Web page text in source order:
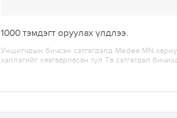
1000 тэмдэгт оруулах үлдлээ.
Уншигчдын бичсэн сэтгэгдэлд Medee.MN
хэллэгийг хязгаарласан тул Та сэтгэгдэл